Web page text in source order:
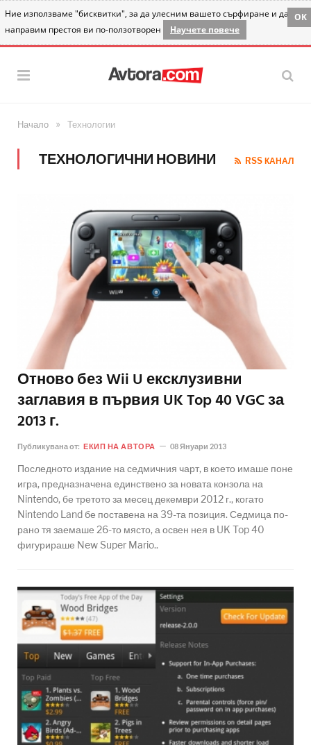
Ние използваме "бисквитки", за да улесним вашето сърфиране и да
направим престоя ви по-ползотворен
Научете повече
OK
Начало » Технологии
ТЕХНОЛОГИЧНИ НОВИНИ RSS КАНАЛ
Отново без Wii U ексклузивни
заглавия в първия UK Top 40 VGC за
2013 г.
Публикувана от: ЕКИП НА АВТОРА 08 Януари 2013
Последното издание на седмичния чарт, в което имаше поне
игра, предназначена единствено за новата конзола на
Nintendo, бе третото за месец декември 2012 г., когато
Nintendo Land бе поставена на 39-та позиция. Седмица по-
рано тя заемаше 26-то място, а освен нея в UK Top 40
фигурираше New Super Mario..